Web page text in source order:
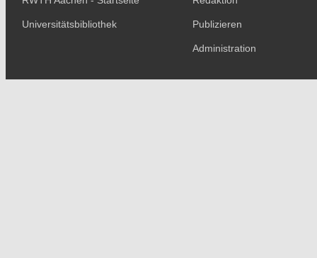
Universitätsbibliothek Publizieren
Administration